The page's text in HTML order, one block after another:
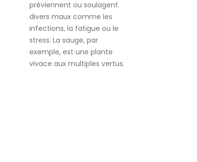
préviennent ou soulagent
divers maux comme les
infections, la fatigue ou le
stress. La sauge, par
exemple, est une plante
vivace aux multiples vertus.